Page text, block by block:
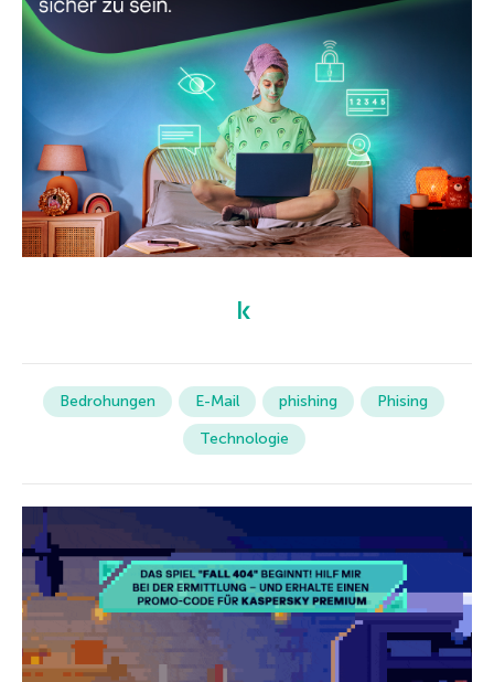
Bedrohungen E-Mail phishing
Phising
Technologie